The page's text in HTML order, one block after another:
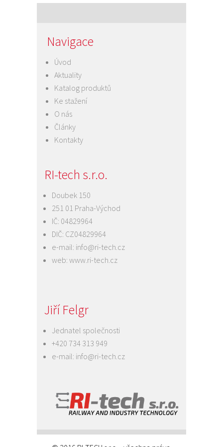
Navigace
Úvod
Aktuality
Katalog produktů
Ke stažení
O nás
Články
Kontakty
RI-tech s.r.o.
Doubek 150
251 01 Praha-Východ
IČ: 04829964
DIČ: CZ04829964
e-mail: info@ri-tech.cz
web: www.ri-tech.cz
Jiří Felgr
Jednatel společnosti
+420 734 313 949
e-mail: info@ri-tech.cz